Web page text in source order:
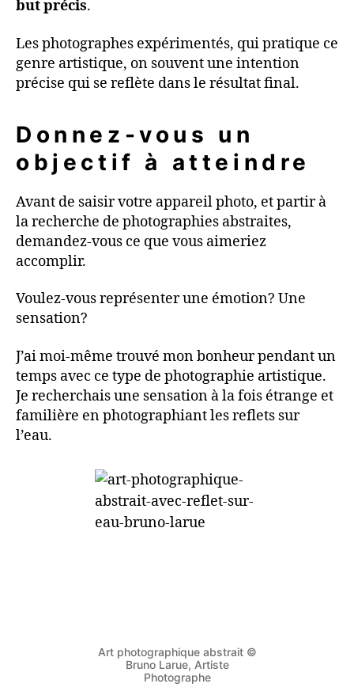
but précis.
Les photographes expérimentés, qui pratique ce
genre artistique, on souvent une intention
précise qui se reflète dans le résultat final.
Donnez-vous un
objectif à atteindre
Avant de saisir votre appareil photo, et partir à
la recherche de photographies abstraites,
demandez-vous ce que vous aimeriez
accomplir.
Voulez-vous représenter une émotion? Une
sensation?
J’ai moi-même trouvé mon bonheur pendant un
temps avec ce type de photographie artistique.
Je recherchais une sensation à la fois étrange et
familière en photographiant les reflets sur
l’eau.
Art photographique abstrait ©
Bruno Larue, Artiste
Photographe